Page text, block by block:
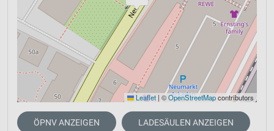
Leaflet | ©OpenStreetMapcontributors
ÖPNV ANZEIGEN LADESÄULEN ANZEIGEN